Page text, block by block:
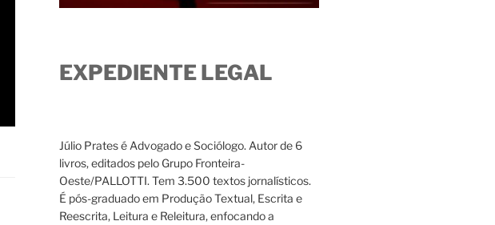
EXPEDIENTE LEGAL
Júlio Prates é Advogado e Sociólogo. Autor de 6
livros, editados pelo Grupo Fronteira-
Oeste/PALLOTTI. Tem 3.500 textos jornalísticos.
É pós-graduado em Produção Textual, Escrita e
Reescrita, Leitura e Releitura, enfocando a